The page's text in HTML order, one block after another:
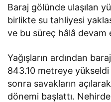
Baraj gölünde ulaşılan
birlikte su tahliyesi
ve bu süreç hâlâ devam
Yağışların ardından
843.10 metreye
sonra savakların
dönemi başlattı.